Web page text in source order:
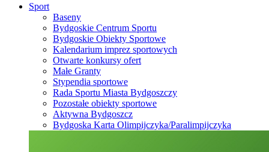
Sport
Baseny
Bydgoskie Centrum Sportu
Bydgoskie Obiekty Sportowe
Kalendarium imprez sportowych
Otwarte konkursy ofert
Małe Granty
Stypendia sportowe
Rada Sportu Miasta Bydgoszczy
Pozostałe obiekty sportowe
Aktywna Bydgoszcz
Bydgoska Karta Olimpijczyka/Paralimpijczyka